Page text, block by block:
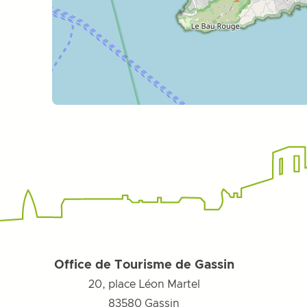
Office de Tourisme de Gassin
20, place Léon Martel
83580 Gassin